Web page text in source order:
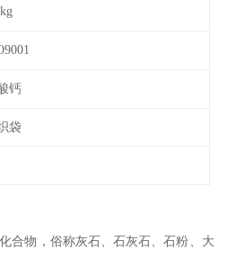
钙
袋
合物，俗称灰石、石灰石、石粉、大